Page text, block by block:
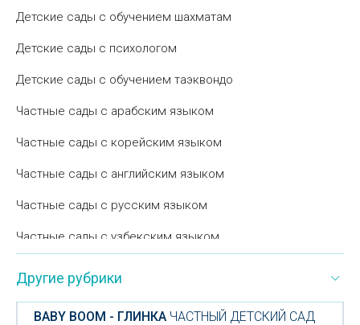
Детские сады с обучением шахматам
Детские сады с психологом
Детские сады с обучением таэквондо
Частные сады с арабским языком
Частные сады с корейским языком
Частные сады с английским языком
Частные сады с русским языком
Частные сады с узбекским языком
Другие рубрики
BABY BOOM - ГЛИНКА ЧАСТНЫЙ ДЕТСКИЙ САД